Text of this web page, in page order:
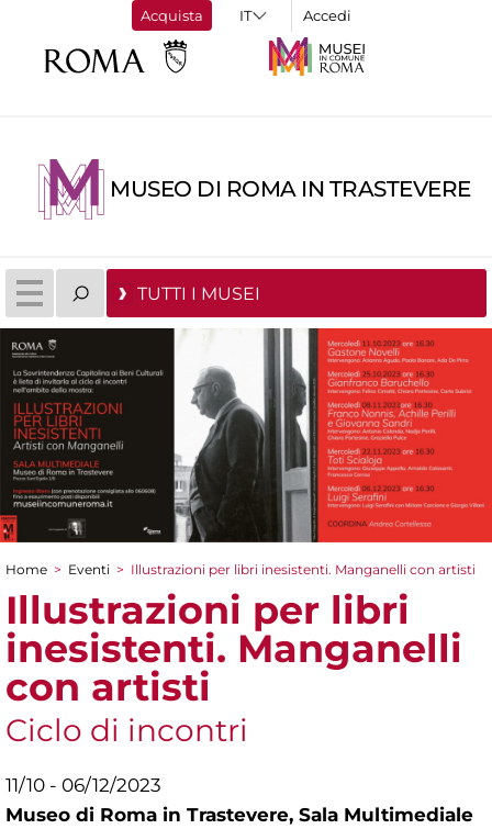
Acquista Accedi
MUSEO DI ROMA IN TRASTEVERE
TUTTI I MUSEI
Tu sei qui
Home > Eventi > Illustrazioni per libri inesistenti. Manganelli con artisti
Illustrazioni per libri
inesistenti. Manganelli
con artisti
Ciclo di incontri
11/10 - 06/12/2023
Museo di Roma in Trastevere, Sala Multimediale